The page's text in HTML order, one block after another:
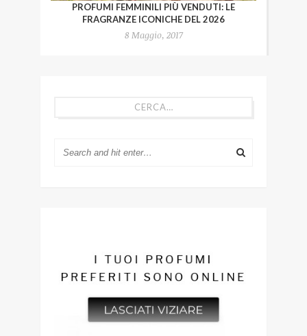
PROFUMI FEMMINILI PIÙ VENDUTI: LE
FRAGRANZE ICONICHE DEL 2026
8 Maggio, 2017
CERCA…